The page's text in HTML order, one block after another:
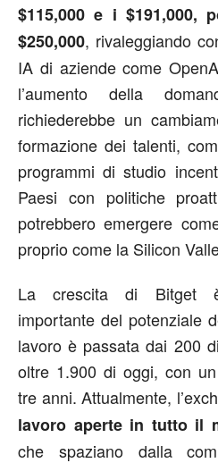
$115,000 e i $191,000,
$250,000, rivaleggiando
IA di aziende come
l’aumento della
richiederebbe un
formazione dei talenti,
programmi di studio
Paesi con politiche
potrebbero emergere
proprio come la Silicon
La crescita di Bitget
importante del potenziale
lavoro è passata dai 200
oltre 1.900 di oggi, con
tre anni. Attualmente,
lavoro aperte in tutto il
che spaziano dalla